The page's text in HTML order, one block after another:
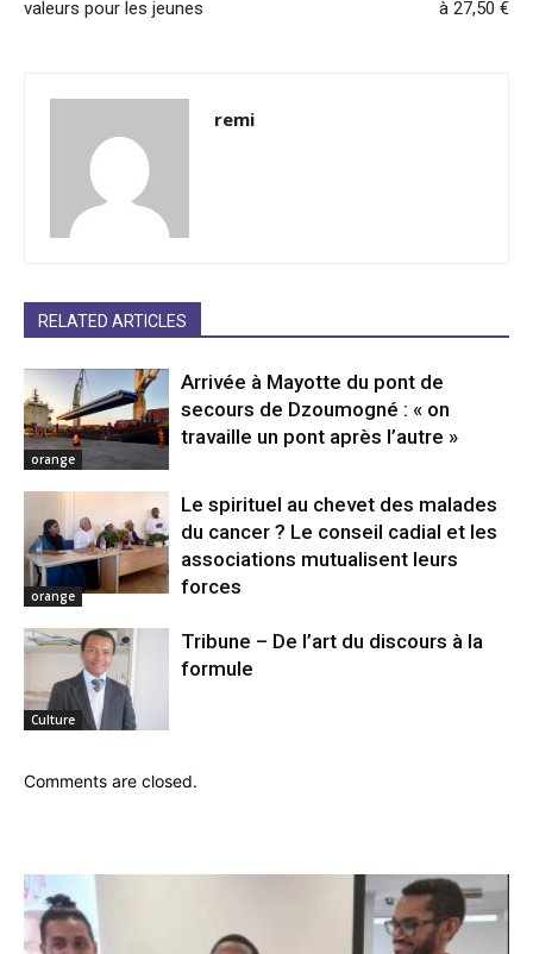
valeurs pour les jeunes
à 27,50 €
remi
RELATED ARTICLES
orange
Arrivée à Mayotte du pont de
secours de Dzoumogné : « on
travaille un pont après l’autre »
orange
Le spirituel au chevet des malades
du cancer ? Le conseil cadial et les
associations mutualisent leurs
forces
Culture
Tribune – De l’art du discours à la
formule
Comments are closed.